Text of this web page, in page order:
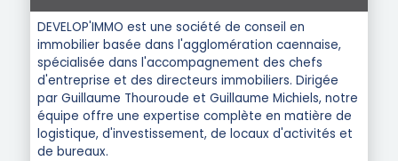
DEVELOP'IMMO est une société de conseil en
immobilier basée dans l'agglomération caennaise,
spécialisée dans l'accompagnement des chefs
d'entreprise et des directeurs immobiliers. Dirigée
par Guillaume Thouroude et Guillaume Michiels, notre
équipe offre une expertise complète en matière de
logistique, d'investissement, de locaux d'activités et
de bureaux.